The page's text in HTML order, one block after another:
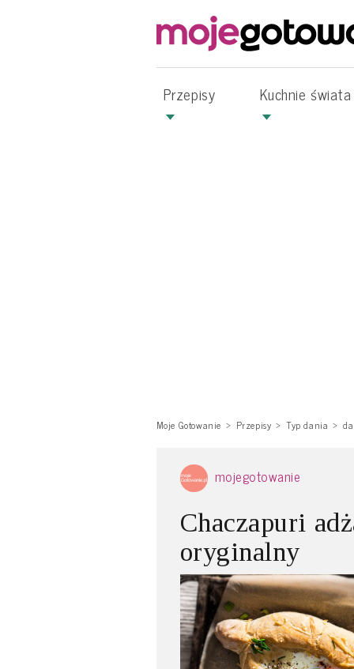
Przepisy Kuchnie świata
Moje Gotowanie Przepisy Typ dania
mojegotowanie
Chaczapuri
oryginalny